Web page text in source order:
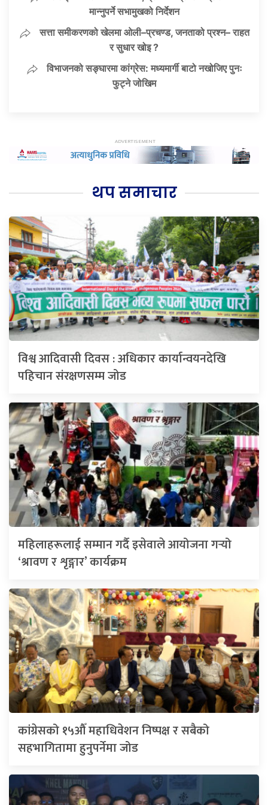
मान्नुपर्ने सभामुखको निर्देशन
सत्ता समीकरणको खेलमा ओली–प्रचण्ड, जनताको प्रश्न– राहत
र सुधार खोइ ?
विभाजनको सङ्घारमा कांग्रेस: मध्यमार्गी बाटो नखोजिए पुनः
फुट्ने जोखिम
थप समाचार
विश्व आदिवासी दिवस : अधिकार कार्यान्वयनदेखि
पहिचान संरक्षणसम्म जोड
महिलाहरूलाई सम्मान गर्दै इसेवाले आयोजना गर्‍यो
‘श्रावण र शृङ्गार’ कार्यक्रम
कांग्रेसको १५औँ महाधिवेशन निष्पक्ष र सबैको
सहभागितामा हुनुपर्नेमा जोड